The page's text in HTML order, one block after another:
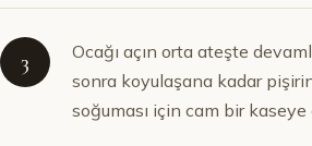
3
Ocağı açın orta ateşte
sonra koyulaşana kadar
soğuması için cam bir kaseye